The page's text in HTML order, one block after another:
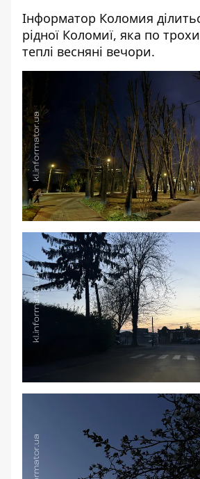
Інформатор Коломия
рідної Коломиї, яка по
теплі весняні вечори.